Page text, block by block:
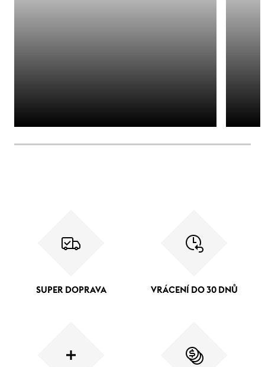
SUPER DOPRAVA VRÁCENÍ DO 30 DNŮ